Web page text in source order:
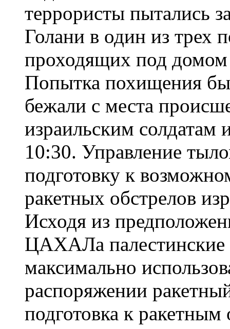
террористы пытались
Голани в один из трех
проходящих под
Попытка похищения
бежали с места
израильским
10:30. Управление
подготовку к
ракетных обстрелов
Исходя из
ЦАХАЛа палестинские
максимально
распоряжении
подготовка к